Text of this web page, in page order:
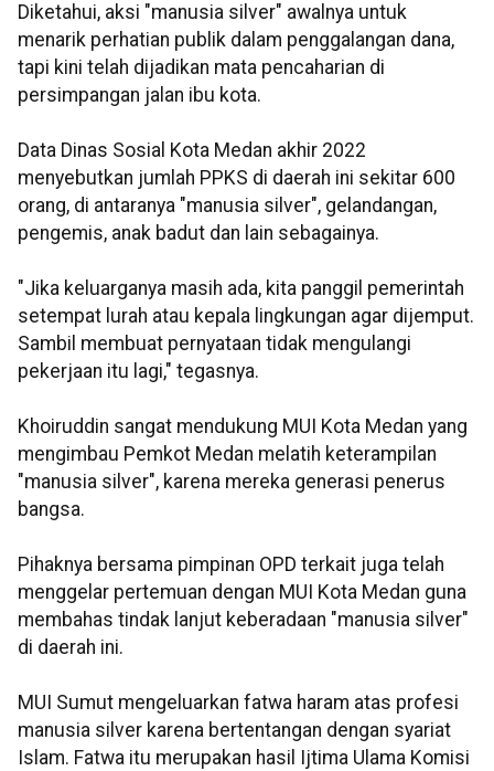
Diketahui, aksi "manusia silver" awalnya untuk
menarik perhatian publik dalam penggalangan dana,
tapi kini telah dijadikan mata pencaharian di
persimpangan jalan ibu kota.
Data Dinas Sosial Kota Medan akhir 2022
menyebutkan jumlah PPKS di daerah ini sekitar 600
orang, di antaranya "manusia silver", gelandangan,
pengemis, anak badut dan lain sebagainya.
"Jika keluarganya masih ada, kita panggil pemerintah
setempat lurah atau kepala lingkungan agar dijemput.
Sambil membuat pernyataan tidak mengulangi
pekerjaan itu lagi," tegasnya.
Khoiruddin sangat mendukung MUI Kota Medan yang
mengimbau Pemkot Medan melatih keterampilan
"manusia silver", karena mereka generasi penerus
bangsa.
Pihaknya bersama pimpinan OPD terkait juga telah
menggelar pertemuan dengan MUI Kota Medan guna
membahas tindak lanjut keberadaan "manusia silver"
di daerah ini.
MUI Sumut mengeluarkan fatwa haram atas profesi
manusia silver karena bertentangan dengan syariat
Islam. Fatwa itu merupakan hasil Ijtima Ulama Komisi